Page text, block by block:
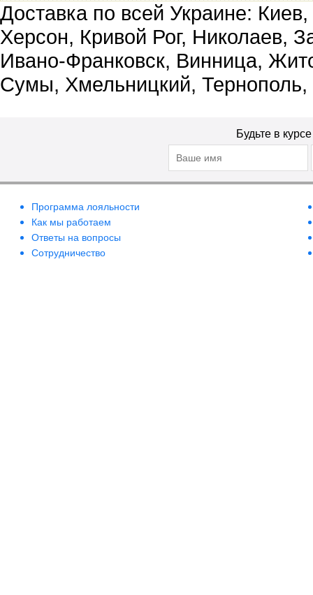
Доставка по всей Украине:
Херсон, Кривой Рог, Николаев,
Ивано-Франковск, Винница,
Сумы, Хмельницкий, Тернополь,
Будьте в
Программа лояльности
Как мы работаем
Ответы на вопросы
Сотрудничество